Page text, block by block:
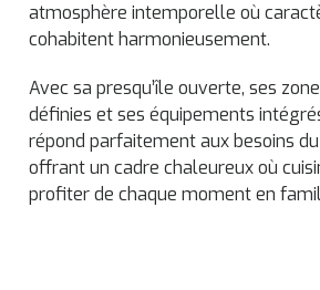
atmosphère intemporelle où
cohabitent harmonieusement.
Avec sa presqu’île ouverte, ses
définies et ses équipements
répond parfaitement aux besoins
offrant un cadre chaleureux où
profiter de chaque moment en